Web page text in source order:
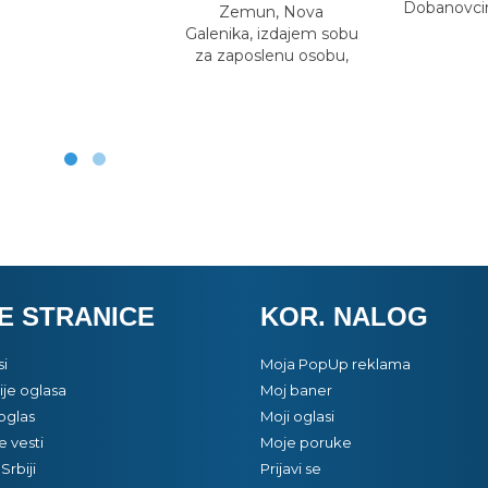
Zemun, Nova
Galenika, izdajem sobu
za zaposlenu osobu,
STRANICE
oglasa
vesti
KOR. NALOG
Moja PopUp reklama
Moj baner
Moji oglasi
Moje poruke
Prijavi se